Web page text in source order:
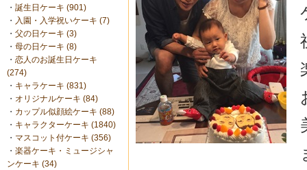
・ 誕生日ケーキ (901)
・ 入園・入学祝いケーキ (7)
・ 父の日ケーキ (3)
・ 母の日ケーキ (8)
・ 恋人のお誕生日ケーキ
(274)
・ キャラケーキ (831)
・ オリジナルケーキ (84)
・ カップル似顔絵ケーキ (88)
・ キャラクターケーキ (1840)
・ マスコット付ケーキ (356)
・ 楽器ケーキ・ミュージシャ
ンケーキ (34)